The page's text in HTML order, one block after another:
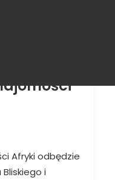
o finale
Afryki odbędzie
i